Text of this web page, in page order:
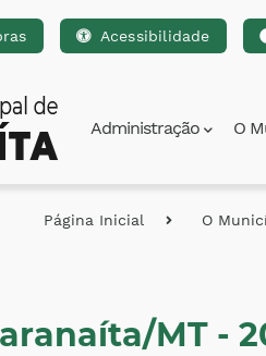
[alt+2] Ir para a busca [alt+3] Ir
Acessibilidade
Administração O
Página Inicial O
MT -